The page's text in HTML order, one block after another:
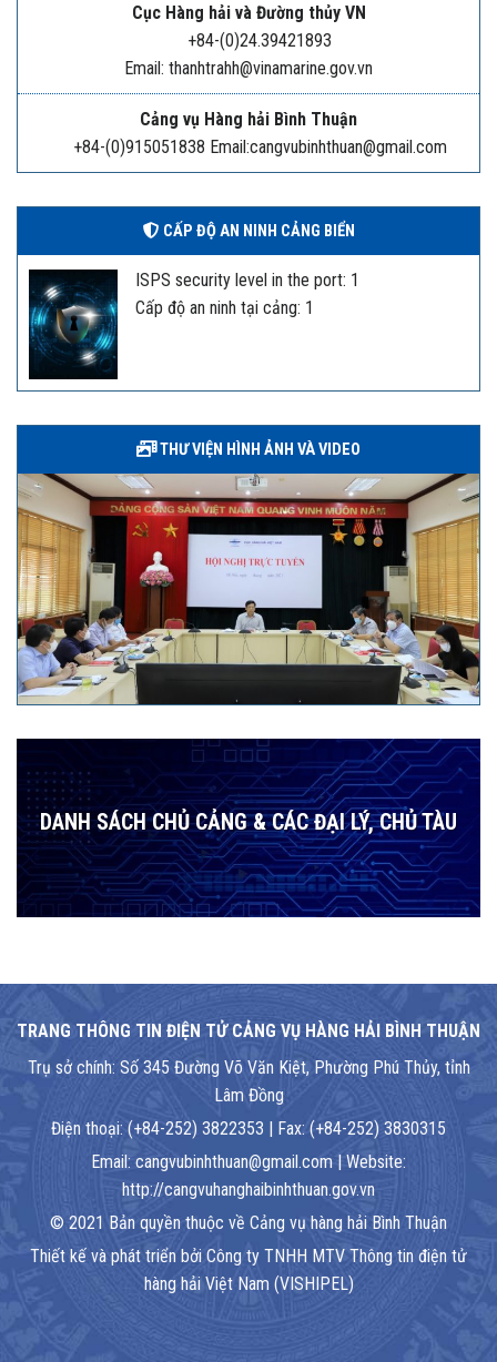
Cục Hàng hải và Đường thủy VN
+84-(0)24.39421893
Email: thanhtrahh@vinamarine.gov.vn
Cảng vụ Hàng hải Bình Thuận
+84-(0)915051838 Email:cangvubinhthuan@gmail.com
CẤP ĐỘ AN NINH CẢNG BIỂN
ISPS security level in the port: 1
Cấp độ an ninh tại cảng: 1
THƯ VIỆN HÌNH ẢNH VÀ VIDEO
DANH SÁCH CHỦ CẢNG & CÁC ĐẠI LÝ, CHỦ TÀU
TRANG THÔNG TIN ĐIỆN TỬ CẢNG VỤ HÀNG HẢI BÌNH THUẬN
Trụ sở chính: Số 345 Đường Võ Văn Kiệt, Phường Phú Thủy, tỉnh
Lâm Đồng
Điện thoại: (+84-252) 3822353 | Fax: (+84-252) 3830315
Email: cangvubinhthuan@gmail.com | Website:
http://cangvuhanghaibinhthuan.gov.vn
© 2021 Bản quyền thuộc về Cảng vụ hàng hải Bình Thuận
Thiết kế và phát triển bởi Công ty TNHH MTV Thông tin điện tử
hàng hải Việt Nam (VISHIPEL)